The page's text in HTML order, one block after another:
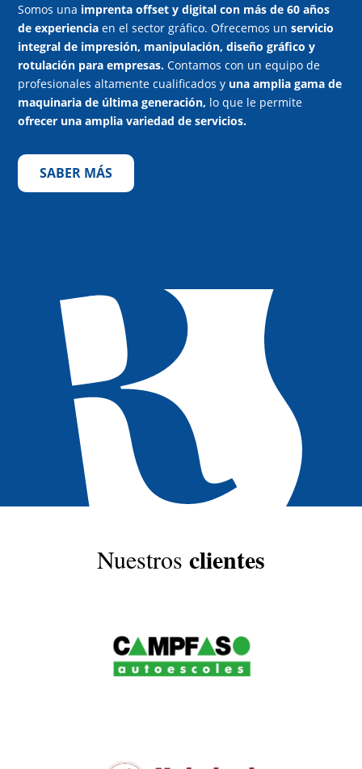
Somos una imprenta offset y digital con más de 60 años
de experiencia en el sector gráfico. Ofrecemos unservicio
integral de impresión, manipulación, diseño gráfico y
rotulación para empresas. Contamos con un equipo de
profesionales altamente cualificados y una amplia gama de
maquinaria de última generación, lo que le permite
ofrecer una amplia variedad de servicios.
SABER MÁS
Nuestros clientes